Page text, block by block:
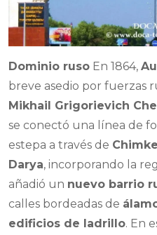
Dominio ruso En 1864,
breve asedio por fuerzas
Mikhail Grigorievich
se conectó una línea de
estepa a través de
Darya, incorporando la
añadió un nuevo barrio
calles bordeadas de
edificios de ladrillo. En